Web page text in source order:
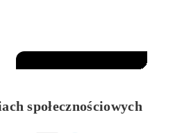
>
społecznościowych